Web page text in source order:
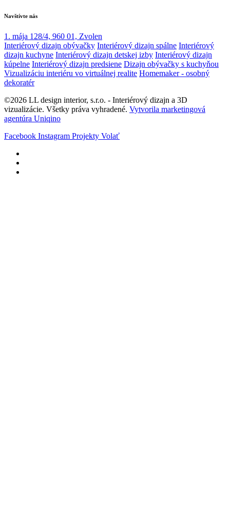
Navštívte nás
1. mája 128/4, 960 01, Zvolen
Interiérový dizajn obývačky Interiérový dizajn spálne Interiérový
dizajn kuchyne Interiérový dizajn detskej izby Interiérový dizajn
kúpelne Interiérový dizajn predsiene Dizajn obývačky s kuchyňou
Vizualizáciu interiéru vo virtuálnej realite Homemaker - osobný
dekoratér
©2026 LL design interior, s.r.o. - Interiérový dizajn a 3D
vizualizácie. Všetky práva vyhradené. Vytvorila marketingová
agentúra Uniqino
Facebook Instagram Projekty Volať